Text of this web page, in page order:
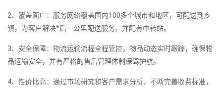
2、覆盖面广：服务网络覆盖国内100多个城市和地区，可配送到乡
镇，为客户解决*后一公里配送服务，并配有中转站。
3、安全保障：物流运输流程全程管控，物品动态实时跟踪，确保物
品运输安全，并有严格的售后管理体制保驾护航。
4、性价比高：通过市场研究和客户需求分析，不断完善收费标准，